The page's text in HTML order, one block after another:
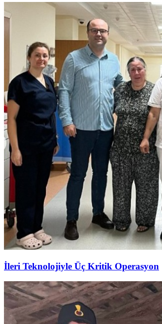
İleri Teknolojiyle Üç Kritik Operasyon